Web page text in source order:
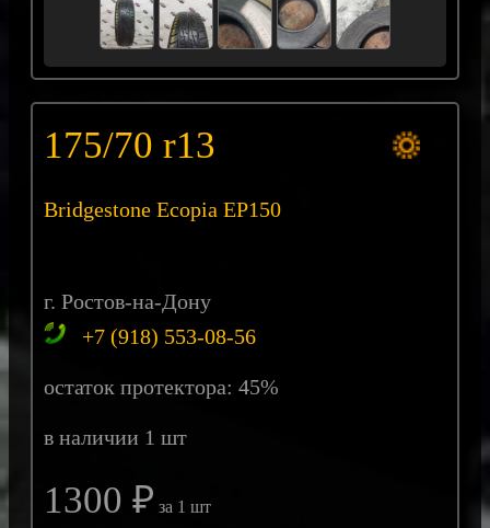
175/70 r13
Bridgestone Ecopia EP150
г. Ростов-на-Дону
+7 (918) 553-08-56
остаток протектора: 45%
в наличии 1 шт
1300 ₽ за 1 шт